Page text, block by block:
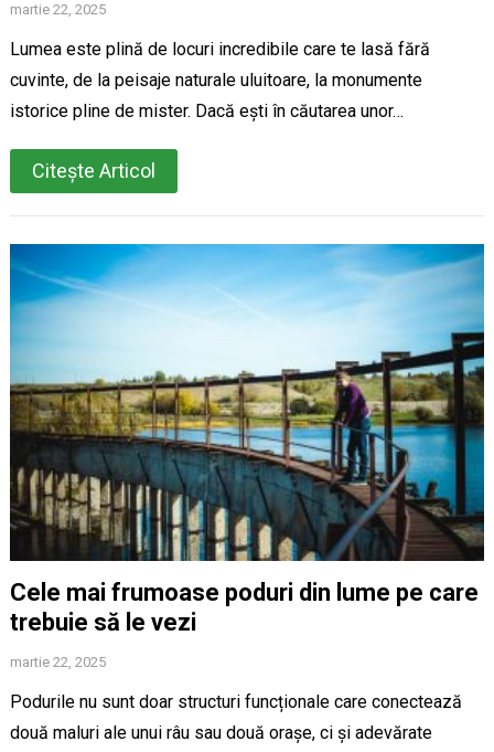
martie 22, 2025
Lumea este plină de locuri incredibile care te lasă fără
cuvinte, de la peisaje naturale uluitoare, la monumente
istorice pline de mister. Dacă ești în căutarea unor…
Citește Articol
Cele mai frumoase poduri din lume pe care
trebuie să le vezi
martie 22, 2025
Podurile nu sunt doar structuri funcționale care conectează
două maluri ale unui râu sau două orașe, ci și adevărate